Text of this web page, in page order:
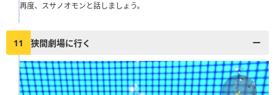
再度、スサノオモンと話しましょう。
11 狭間劇場に行く